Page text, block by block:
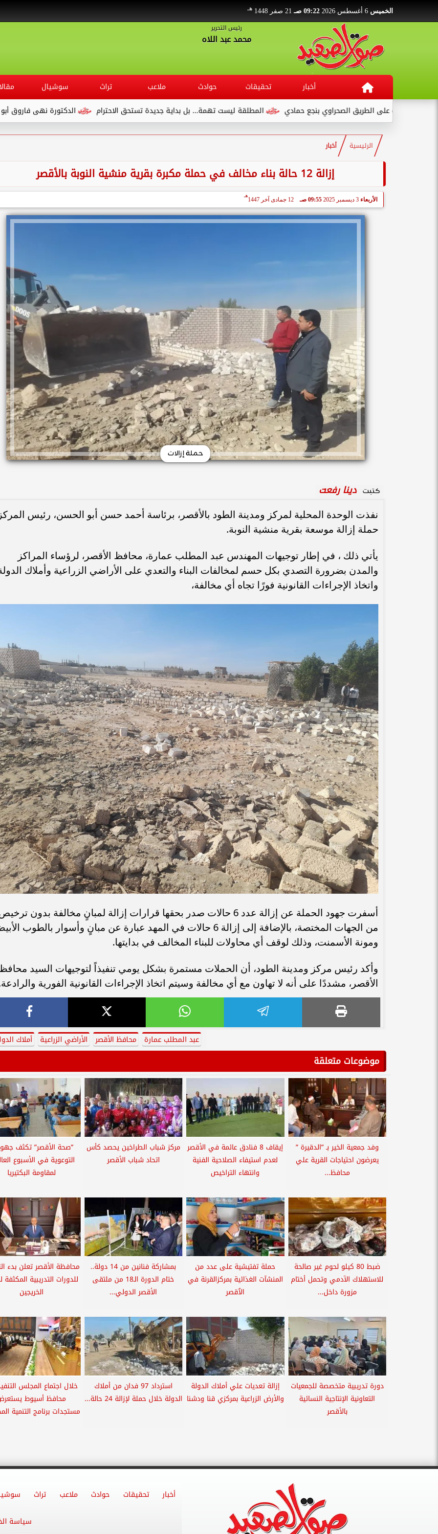
الخميس 09:22 صـ 21 صفر 1448 هـ
رئيس التحرير
محمد عبد اللاه
أخبار تحقيقات حوادث ملاعب تراث سوشيال
الدكتورة نهى فاروق أبو الوفا..
المطلقة ليست تهمة... بل بداية جديدة تستحق الاحترام على الطريق الصحراوي بنجع حمادي
الرئيسية أخبار
إزالة 12 حالة بناء مخالف في حملة مكبرة بقرية منشية النوبة بالأقصر
الأربعاء 3 ديسمبر 2025 09:55 صـ 12 جمادى آخر 1447
هـ
حملة إزالات
كتبت دينا رفعت
نفذت الوحدة المحلية لمركز ومدينة الطود بالأقصر، برئاسة أحمد حسن أبو الحسن، رئيس
حملة إزالة موسعة بقرية منشية النوبة.
يأتي ذلك ، في إطار توجيهات المهندس عبد المطلب عمارة، محافظ الأقصر، لرؤساء المراكز
والمدن بضرورة التصدي بكل حسم لمخالفات البناء والتعدي على الأراضي الزراعية وأملاك
واتخاذ الإجراءات القانونية فورًا تجاه أي مخالفة،
أسفرت جهود الحملة عن إزالة عدد 6 حالات صدر بحقها قرارات إزالة لمبانٍ مخالفة بدون
من الجهات المختصة، بالإضافة إلى إزالة 6 حالات في المهد عبارة عن مبانٍ وأسوار بالطوب
ومونة الأسمنت، وذلك لوقف أي محاولات للبناء المخالف في بدايتها.
وأكد رئيس مركز ومدينة الطود، أن الحملات مستمرة بشكل يومي تنفيذاً لتوجيهات السيد
الأقصر، مشددًا على أنه لا تهاون مع أي مخالفة وسيتم اتخاذ الإجراءات القانونية الفورية
عبد المطلب عمارة محافظ الأقصر الأراضي الزراعية أملاك
موضوعات متعلقة
وفد جمعية الخير بـ ”الدقيرة ”
يعرضون احتياجات القرية علي
محافظ...
إيقاف 8 فنادق عائمة في الأقصر
لعدم استيفاء الصلاحية الفنية
وانتهاء التراخيص
مركز شباب الطراخين يحصد كأس
اتحاد شباب الأقصر
”صحة الأقصر” تكثف
التوعوية في الأسبوع
لمقاومة البكتيريا
ضبط 80 كيلو لحوم غير صالحة
للاستهلاك الآدمي وتحمل أختام
مزورة داخل...
حملة تفتيشية على عدد من
المنشآت الغذائية بمركزالقرنة في
الاٌقصر
بمشاركة فنانين من 14 دولة..
ختام الدورة الـ18 من ملتقى
الأقصر الدولي...
محافظة الأقصر تعلن بدء
للدورات التدريبية
الخريجين
دورة تدريبية متخصصة للجمعيات
التعاونية الإنتاجية النسائية
بالأقصر
إزالة تعديات علي أملاك الدولة
والأرض الزراعية بمركزي قنا ودشنا
استرداد 97 فدان من أملاك
الدولة خلال حملة لإزالة 24 حالة...
خلال اجتماع المجلس
محافظ أسيوط
مستجدات برنامج التنمية
أخبار تحقيقات حوادث ملاعب تراث
سياسة